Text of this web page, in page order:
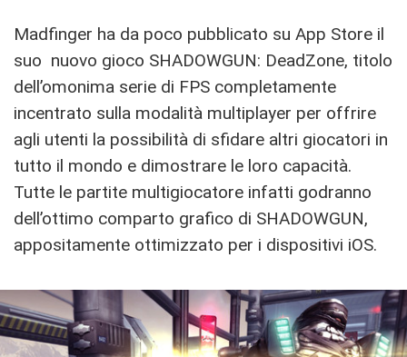
Madfinger ha da poco pubblicato su App Store il
suo nuovo gioco SHADOWGUN: DeadZone, titolo
dell’omonima serie di FPS completamente
incentrato sulla modalità multiplayer per offrire
agli utenti la possibilità di sfidare altri giocatori in
tutto il mondo e dimostrare le loro capacità.
Tutte le partite multigiocatore infatti godranno
dell’ottimo comparto grafico di SHADOWGUN,
appositamente ottimizzato per i dispositivi iOS.